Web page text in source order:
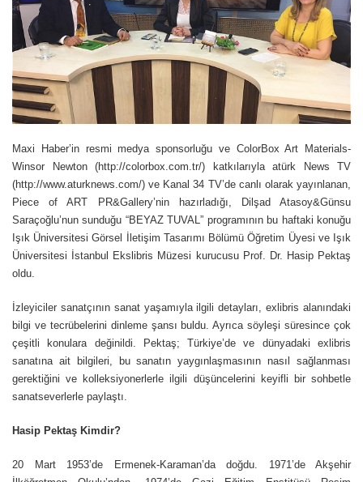
Maxi Haber’in resmi medya sponsorluğu ve ColorBox Art Materials-
Winsor Newton (http://colorbox.com.tr/) katkılarıyla atürk News TV
(http://www.aturknews.com/)ve Kanal 34 TV’de canlı olarak yayınlanan,
Piece of ART PR&Gallery’nin hazırladığı, Dilşad Atasoy&Günsu
Saraçoğlu’nun sunduğu “BEYAZ TUVAL” programının bu haftaki konuğu
Işık Üniversitesi Görsel İletişim Tasarımı Bölümü Öğretim Üyesi ve Işık
Üniversitesi İstanbul Ekslibris Müzesi kurucusu Prof. Dr. Hasip Pektaş
oldu.
İzleyiciler sanatçının sanat yaşamıyla ilgili detayları, exlibris alanındaki
bilgi ve tecrübelerini dinleme şansı buldu. Ayrıca söyleşi süresince çok
çeşitli konulara değinildi. Pektaş; Türkiye’de ve dünyadaki exlibris
sanatına ait bilgileri, bu sanatın yaygınlaşmasının nasıl sağlanması
gerektiğini ve kolleksiyonerlerle ilgili düşüncelerini keyifli bir sohbetle
sanatseverlerle paylaştı.
Hasip Pektaş Kimdir?
20 Mart 1953’de Ermenek-Karaman’da doğdu. 1971’de Akşehir